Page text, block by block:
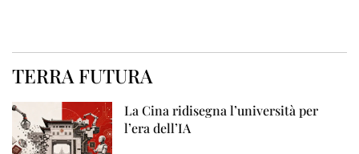
TERRA FUTURA
La Cina ridisegna l’università per
l’era dell’IA